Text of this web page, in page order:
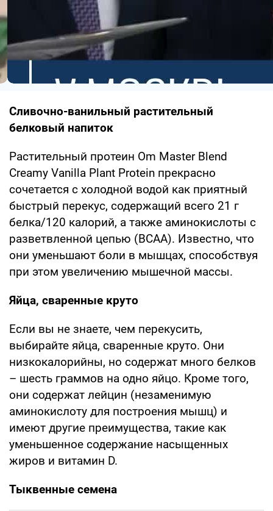
Сливочно-ванильный растительный
белковый напиток
Растительный протеин Om Master Blend
Creamy Vanilla Plant Protein прекрасно
сочетается с холодной водой как приятный
быстрый перекус, содержащий всего 21 г
белка/120 калорий, а также аминокислоты с
разветвленной цепью (BCAA). Известно, что
они уменьшают боли в мышцах, способствуя
при этом увеличению мышечной массы.
Яйца, сваренные круто
Если вы не знаете, чем перекусить,
выбирайте яйца, сваренные круто. Они
низкокалорийны, но содержат много белков
– шесть граммов на одно яйцо. Кроме того,
они содержат лейцин (незаменимую
аминокислоту для построения мышц) и
имеют другие преимущества, такие как
уменьшенное содержание насыщенных
жиров и витамин D.
Тыквенные семена